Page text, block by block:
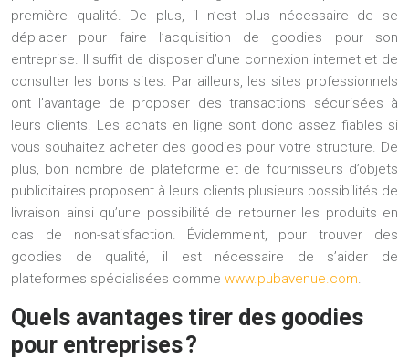
première qualité. De plus, il n’est plus nécessaire de se
déplacer pour faire l’acquisition de goodies pour son
entreprise. Il suffit de disposer d’une connexion internet et de
consulter les bons sites. Par ailleurs, les sites professionnels
ont l’avantage de proposer des transactions sécurisées à
leurs clients. Les achats en ligne sont donc assez fiables si
vous souhaitez acheter des goodies pour votre structure. De
plus, bon nombre de plateforme et de fournisseurs d’objets
publicitaires proposent à leurs clients plusieurs possibilités de
livraison ainsi qu’une possibilité de retourner les produits en
cas de non-satisfaction. Évidemment, pour trouver des
goodies de qualité, il est nécessaire de s’aider de
plateformes spécialisées comme www.pubavenue.com.
Quels avantages tirer des goodies
pour entreprises ?